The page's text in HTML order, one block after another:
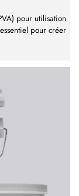
pour utilisation
pour créer